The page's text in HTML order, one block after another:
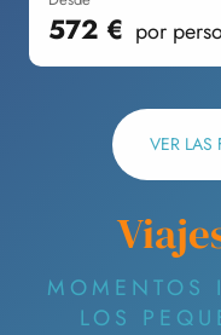
572 € por
VER LAS
MOMENTOS
LOS